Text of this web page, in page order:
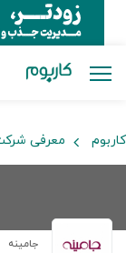
کاربوم معرفی
جامینه